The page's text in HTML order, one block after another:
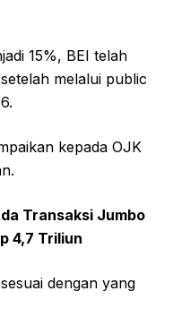
15%, BEI telah
melalui public
kepada OJK
Transaksi Jumbo
4,7 Triliun
dengan yang